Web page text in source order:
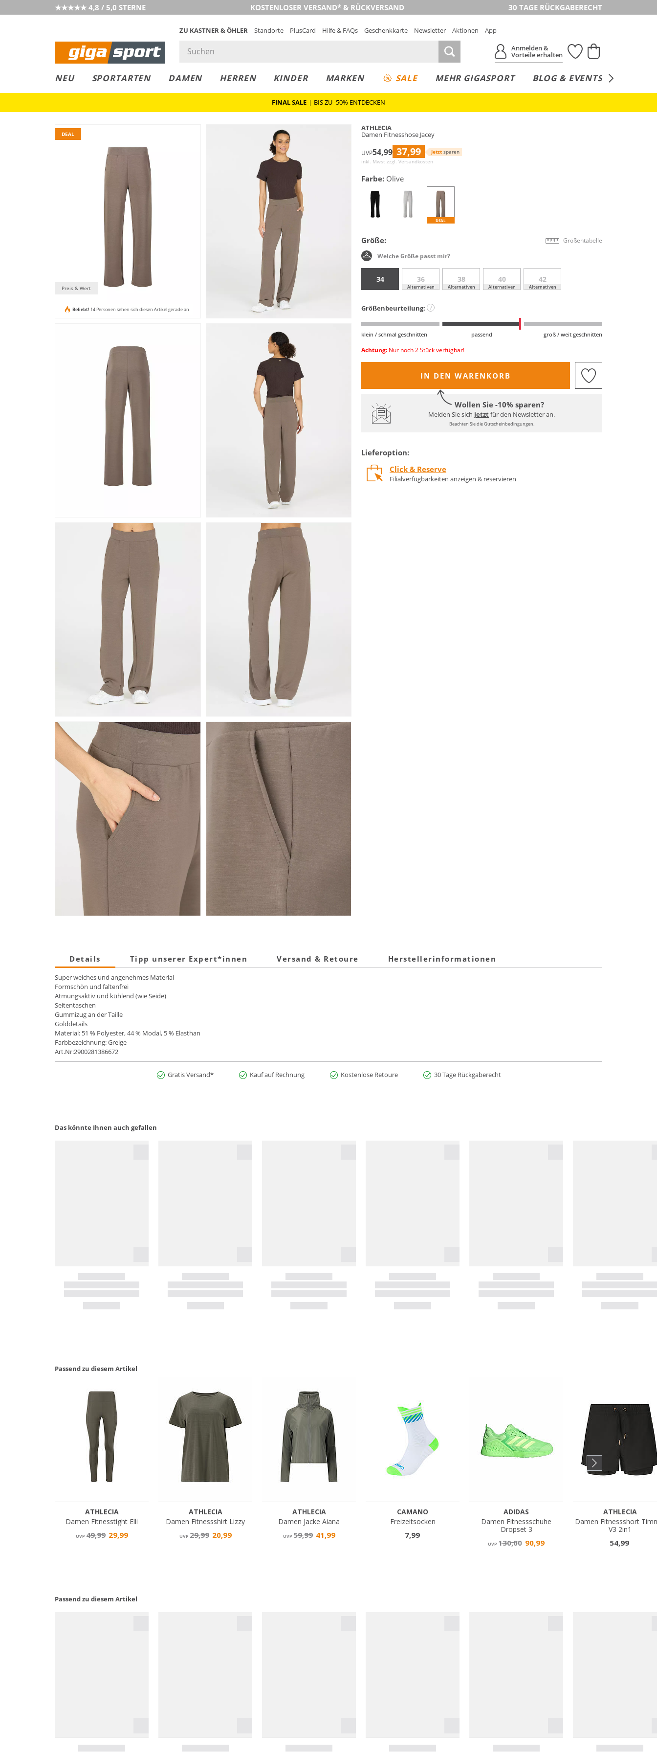
★★★★★ 4,8 / 5,0 STERNE KOSTENLOSER VERSAND* & RÜCKVERSAND 30 TAGE RÜCKGABERECHT
ZU KASTNER & ÖHLER Standorte PlusCard Hilfe & FAQs Geschenkkarte Newsletter Aktionen
App
Anmelden &
Vorteile erhalten
NEU SPORTARTEN DAMEN HERREN KINDER MARKEN SALE MEHR GIGASPORT BLOG & EVENTS
LEASING
COLLECT
RESERVE
FINAL SALE | BIS ZU -50% ENTDECKEN
DEAL
Preis & Wert
Beliebt! 14 Personen sehen sich diesen Artikel gerade an
ATHLECIA
Damen Fitnesshose Jacey
UVP54,99 37,99 Jetzt sparen
inkl. Mwst zzgl. Versandkosten
Farbe: Olive
DEAL
Größe: Größentabelle
Welche Größe passt mir?
34 36
Alternativen
38
Alternativen
40
Alternativen
42
Alternativen
Größenbeurteilung: ?
klein / schmal geschnitten passend groß / weit geschnitten
Achtung: Nur noch 2 Stück verfügbar!
IN DEN WARENKORB
Wollen Sie -10% sparen?
Melden Sie sich jetztfür den Newsletter an.
Beachten Sie die Gutscheinbedingungen.
Lieferoption:
Click & Reserve
Filialverfügbarkeiten anzeigen & reservieren
Details Tipp unserer Expert*innen Versand & Retoure Herstellerinformationen
Super weiches und angenehmes Material
Formschön und faltenfrei
Atmungsaktiv und kühlend (wie Seide)
Seitentaschen
Gummizug an der Taille
Golddetails
Material: 51 % Polyester, 44 % Modal, 5 % Elasthan
Farbbezeichnung: Greige
Art.Nr:2900281386672
Gratis Versand* Kauf auf Rechnung Kostenlose Retoure 30 Tage Rückgaberecht
Das könnte Ihnen auch gefallen
Passend zu diesem Artikel
Passend zu diesem Artikel